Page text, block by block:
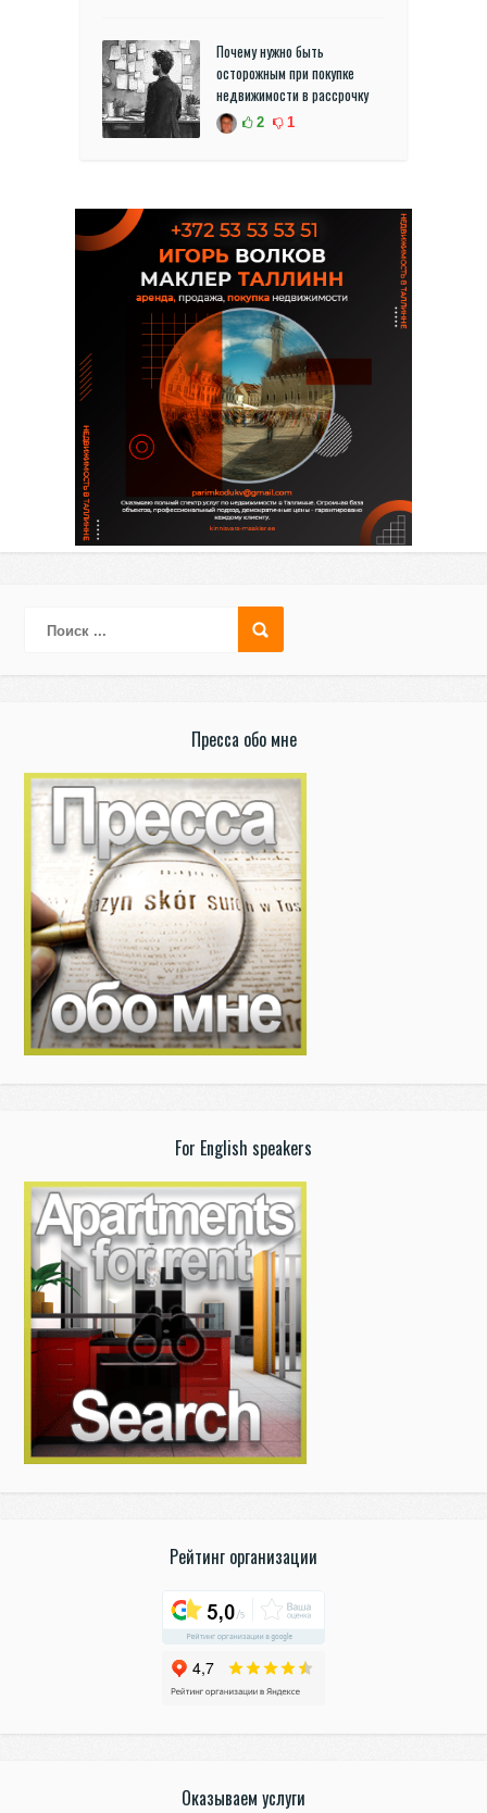
Почему нужно быть
осторожным при покупке
недвижимости в рассрочку
2 1
Пресса обо мне
For English speakers
Рейтинг организации
Оказываем услуги